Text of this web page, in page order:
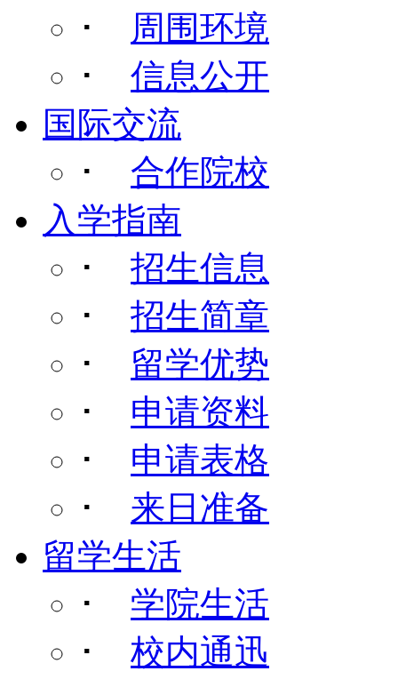
･ 周围环境
･ 信息公开
国际交流
･ 合作院校
入学指南
･ 招生信息
･ 招生简章
･ 留学优势
･ 申请资料
･ 申请表格
･ 来日准备
留学生活
･ 学院生活
･ 校内通迅